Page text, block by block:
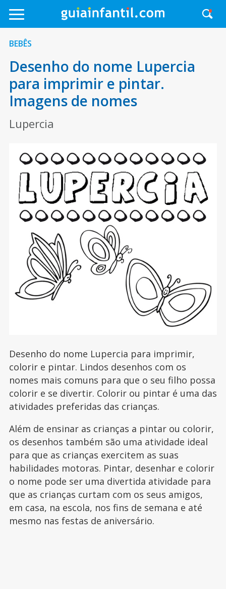
BEBÊS
Desenho do nome Lupercia
para imprimir e pintar.
Imagens de nomes
Lupercia
Desenho do nome Lupercia para imprimir,
colorir e pintar. Lindos desenhos com os
nomes mais comuns para que o seu filho possa
colorir e se divertir. Colorir ou pintar é uma das
atividades preferidas das crianças.
Além de ensinar as crianças a pintar ou colorir,
os desenhos também são uma atividade ideal
para que as crianças exercitem as suas
habilidades motoras. Pintar, desenhar e colorir
o nome pode ser uma divertida atividade para
que as crianças curtam com os seus amigos,
em casa, na escola, nos fins de semana e até
mesmo nas festas de aniversário.